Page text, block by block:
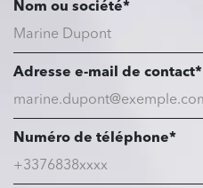
Nom ou société*
Adresse e-mail de contact*
Numéro de téléphone*